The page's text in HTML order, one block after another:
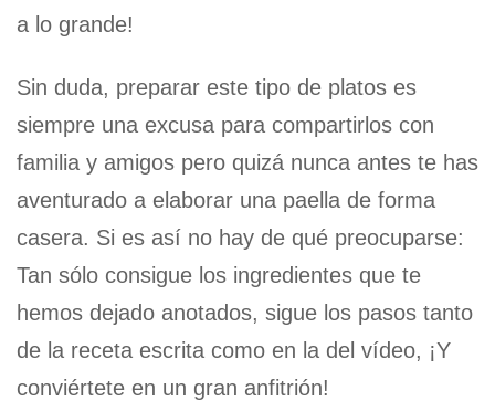
a lo grande!
Sin duda, preparar este tipo de platos es
siempre una excusa para compartirlos con
familia y amigos pero quizá nunca antes te has
aventurado a elaborar una paella de forma
casera. Si es así no hay de qué preocuparse:
Tan sólo consigue los ingredientes que te
hemos dejado anotados, sigue los pasos tanto
de la receta escrita como en la del vídeo, ¡Y
conviértete en un gran anfitrión!